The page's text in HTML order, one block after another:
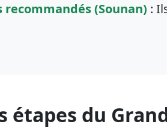
recommandés (Sounan) :
étapes du